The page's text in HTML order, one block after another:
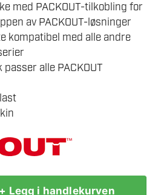
med PACKOUT-tilkobling for
av PACKOUT-løsninger
kompatibel med alle andre
alle PACKOUT
+ Legg i handlekurven